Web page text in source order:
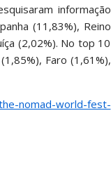
informação
(11,83%), Reino
(2,02%). No top 10
Faro (1,61%),
nomad-world-fest-